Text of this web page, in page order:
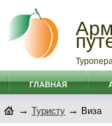
ГЛАВНАЯ
→ Туристу → Виза